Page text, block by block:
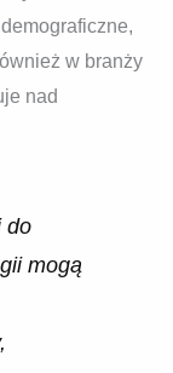
w branży
nad
do
mogą